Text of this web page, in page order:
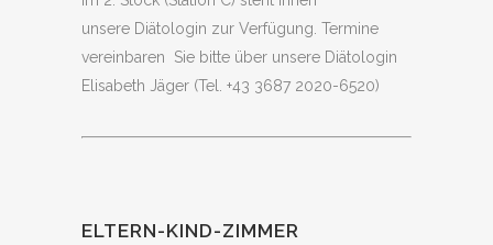
unsere Diätologin zur Verfügung. Termine
vereinbaren Sie bitte über unsere Diätologin
Elisabeth Jäger (Tel. +43 3687 2020-6520)
ELTERN-KIND-ZIMMER